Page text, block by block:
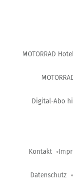
MOTORRAD
Digital-Abo
Kontakt
Datenschutz